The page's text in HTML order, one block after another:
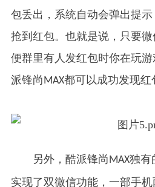
包丢出，系统自动会弹出提
抢到红包。也就是说，只要
便群里有人发红包时你在玩
派锋尚MAX都可以成功发现红
另外，酷派锋尚MAX独有
实现了双微信功能，一部手